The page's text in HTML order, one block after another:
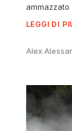
LEGGI DI
Alex